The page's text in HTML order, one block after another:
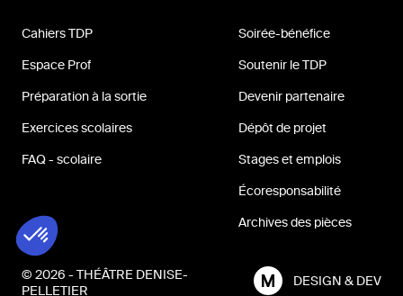
Cahiers TDP
Espace Prof
Préparation à la sortie
Exercices scolaires
FAQ - scolaire
Soirée-bénéfice
Soutenir le TDP
Devenir partenaire
Dépôt de projet
Stages et emplois
Écoresponsabilité
Archives des pièces
© 2026 - THÉÂTRE DENISE-
PELLETIER
DESIGN & DEV